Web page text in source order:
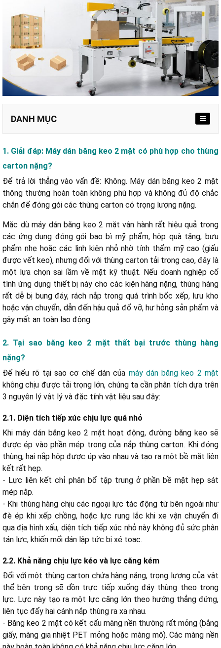
DANH MỤC
2.1. Diện tích tiếp xúc chịu lực quá nhỏ
2.2. Khả năng chịu lực kéo và lực căng kém
2.3. Hiện tượng giảm độ bám dính do sớ giấy và bụi carton
3.1. Máy dán băng keo OPP tự động
3.2. Máy phun keo nhiệt
3.3. Máy đóng đai thùng (Giải pháp gia cố chịu tải siêu
nặng)
1. Giải đáp: Máy dán băng keo 2 mặt có phù hợp cho thùng
carton nặng?
Để trả lời thẳng vào vấn đề: Không. Máy dán băng keo 2 mặt
thông thường hoàn toàn không phù hợp và không đủ độ chắc
chắn để đóng gói các thùng carton có trọng lượng nặng.
Mặc dù máy dán băng keo 2 mặt vận hành rất hiệu quả trong
các ứng dụng đóng gói bao bì mỹ phẩm, hộp quà tặng, bưu
phẩm nhẹ hoặc các linh kiện nhỏ nhờ tính thẩm mỹ cao (giấu
được vết keo), nhưng đối với thùng carton tải trọng cao, đây là
một lựa chọn sai lầm về mặt kỹ thuật. Nếu doanh nghiệp cố
tình ứng dụng thiết bị này cho các kiện hàng nặng, thùng hàng
rất dễ bị bung đáy, rách nắp trong quá trình bốc xếp, lưu kho
hoặc vận chuyển, dẫn đến hậu quả đổ vỡ, hư hỏng sản phẩm và
gây mất an toàn lao động.
2. Tại sao băng keo 2 mặt thất bại trước thùng hàng
nặng?
Để hiểu rõ tại sao cơ chế dán của máy dán băng keo 2 mặt
không chịu được tải trọng lớn, chúng ta cần phân tích dựa trên
3 nguyên lý vật lý và đặc tính vật liệu sau đây:
2.1. Diện tích tiếp xúc chịu lực quá nhỏ
Khi máy dán băng keo 2 mặt hoạt động, đường băng keo sẽ
được ép vào phần mép trong của nắp thùng carton. Khi đóng
thùng, hai nắp hộp được úp vào nhau và tạo ra một bề mặt liên
kết rất hẹp.
- Lực liên kết chỉ phân bổ tập trung ở phần bề mặt hẹp sát
mép nắp.
- Khi thùng hàng chịu các ngoại lực tác động từ bên ngoài như
đè ép khi xếp chồng, hoặc lực rung lắc khi xe vận chuyển đi
qua địa hình xấu, diện tích tiếp xúc nhỏ này không đủ sức phân
tán lực, khiến mối dán lập tức bị xé toạc.
2.2. Khả năng chịu lực kéo và lực căng kém
Đối với một thùng carton chứa hàng nặng, trọng lượng của vật
thể bên trong sẽ dồn trực tiếp xuống đáy thùng theo trọng
lực. Lực này tạo ra một lực căng lớn theo hướng thẳng đứng,
liên tục đẩy hai cánh nắp thùng ra xa nhau.
- Băng keo 2 mặt có kết cấu màng nền thường rất mỏng (bằng
giấy, màng gia nhiệt PET mỏng hoặc màng mô). Các màng nền